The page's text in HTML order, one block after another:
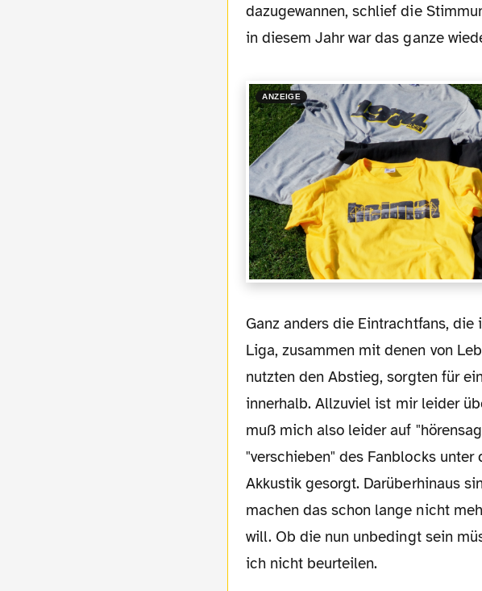
dazugewannen, schlief die
in diesem Jahr war das ganze
ANZEIGE
Ganz anders die Eintrachtfans, die ich vor dem Abstieg noch als schlechteste Fans der
Liga, zusammen mit denen von
nutzten den Abstieg, sorgten für
innerhalb. Allzuviel ist mir leider
muß mich also leider auf
"verschieben" des Fanblocks
Akkustik gesorgt. Darüberhinaus
machen das schon lange nicht
will. Ob die nun unbedingt sein
ich nicht beurteilen.